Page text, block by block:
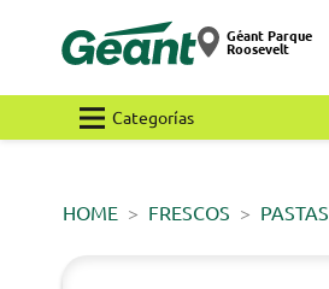
Géant Parque
Roosevelt
Categorías
HOME FRESCOS PASTAS